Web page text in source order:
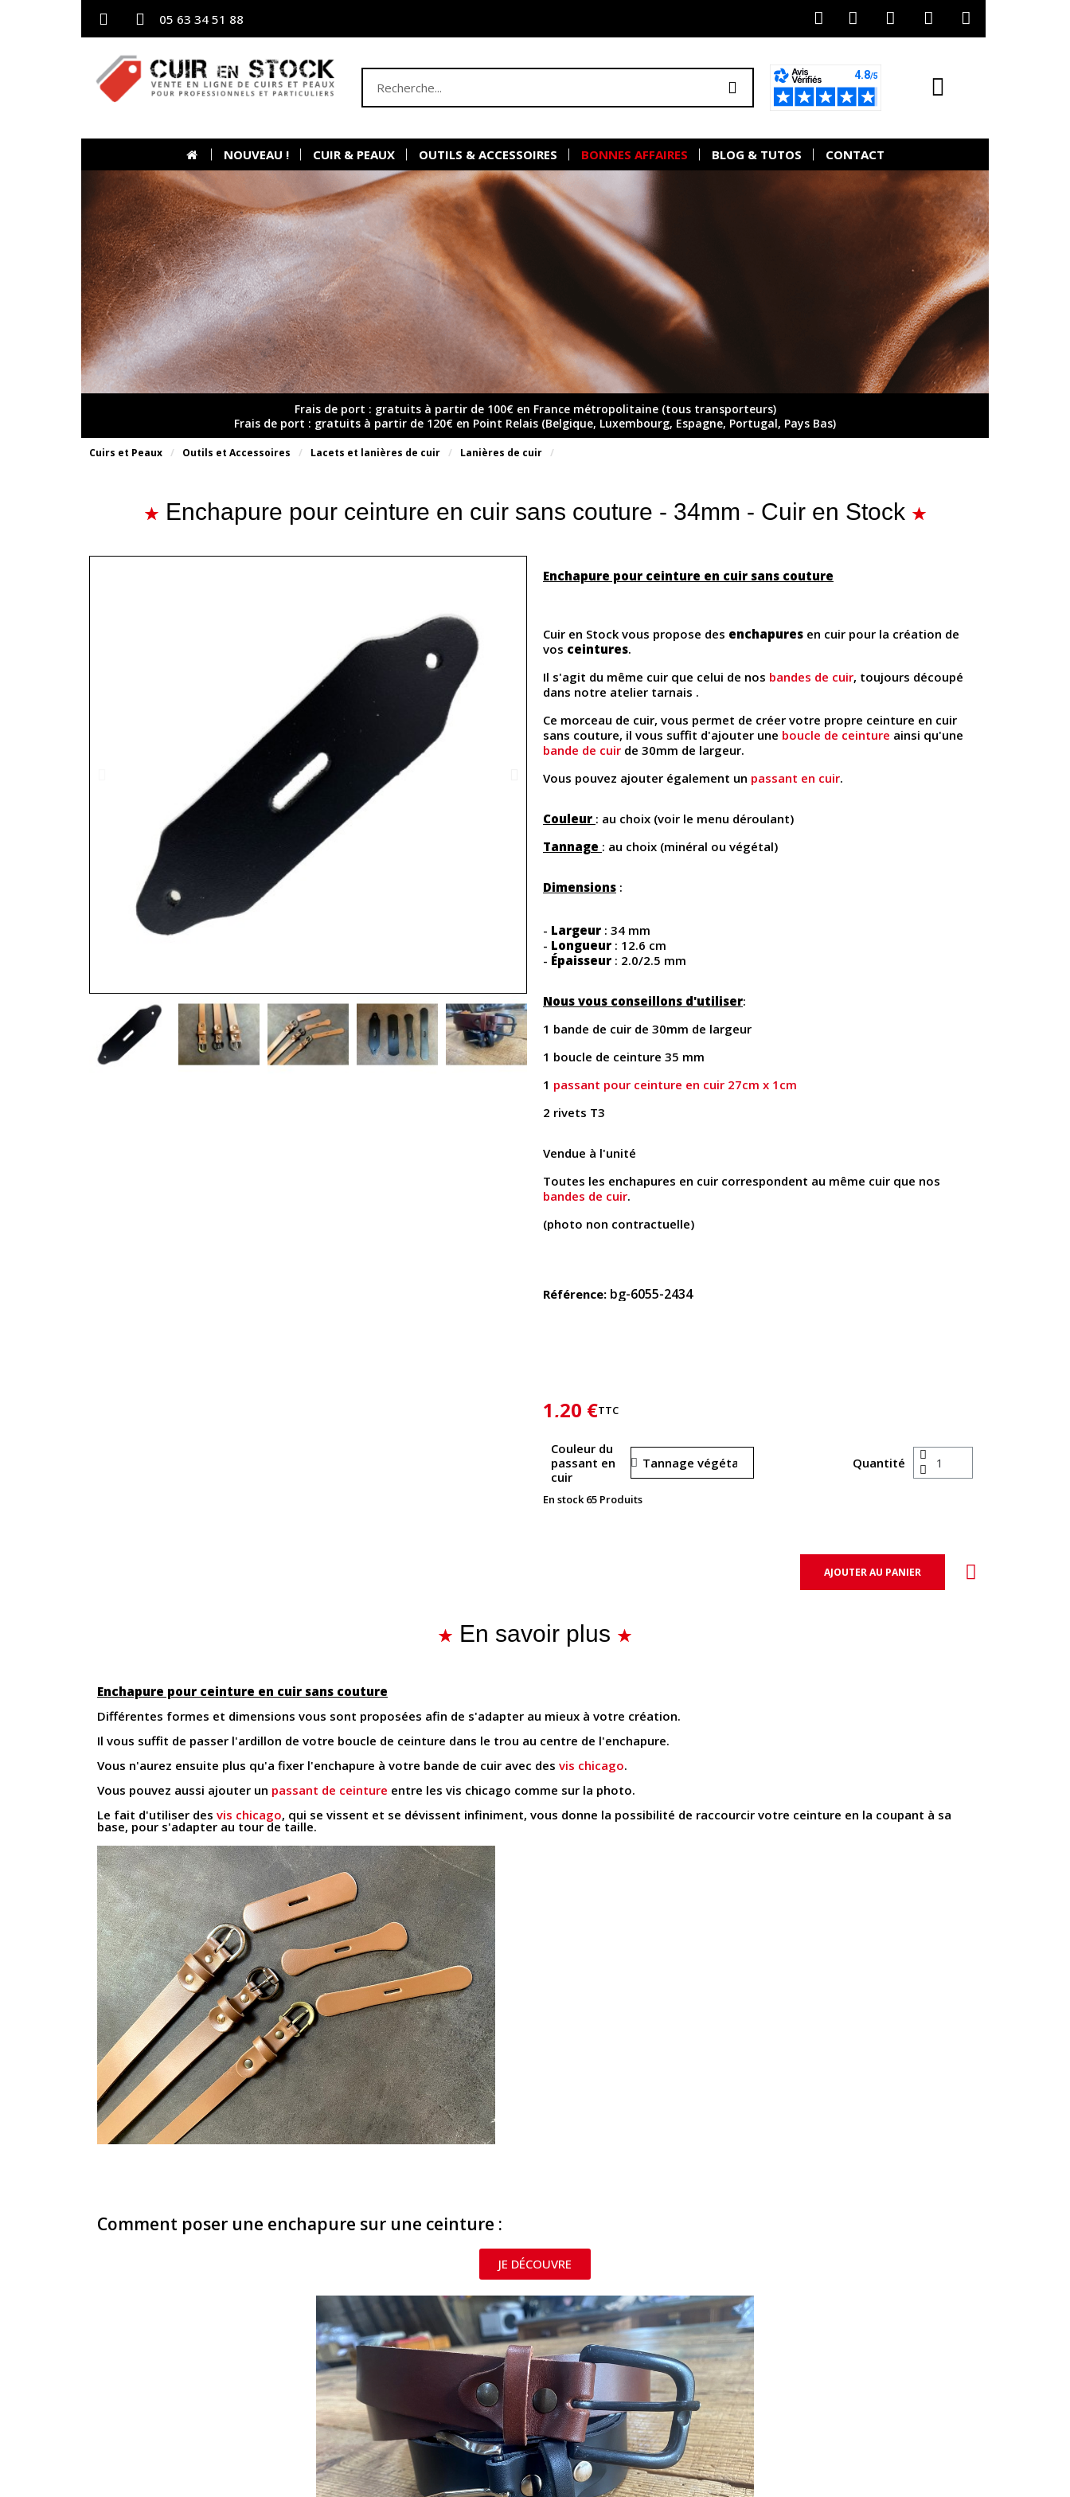
05 63 34 51 88
NOUVEAU ! CUIR & PEAUX OUTILS & ACCESSOIRES BONNES AFFAIRES BLOG & TUTOS CONTACT
Frais de port : gratuits à partir de 100€ en France métropolitaine (tous transporteurs)
Frais de port : gratuits à partir de 120€ en Point Relais (Belgique, Luxembourg, Espagne, Portugal, Pays Bas)
Cuirs et Peaux Outils et Accessoires Lacets et lanières de cuir Lanières de cuir
Enchapure pour ceinture en cuir sans couture - 34mm - Cuir en Stock
Enchapure pour ceinture en cuir sans couture
Cuir en Stock vous propose des enchapures en cuir pour la création de
vos ceintures.
Il s'agit du même cuir que celui de nos bandes de cuir, toujours découpé
dans notre atelier tarnais .
Ce morceau de cuir, vous permet de créer votre propre ceinture en cuir
sans couture, il vous suffit d'ajouter une boucle de ceinture ainsi qu'une
bande de cuir de 30mm de largeur.
Vous pouvez ajouter également un passant en cuir.
Couleur : au choix (voir le menu déroulant)
Tannage : au choix (minéral ou végétal)
Dimensions :
- Largeur : 34 mm
- Longueur : 12.6 cm
- Épaisseur : 2.0/2.5 mm
Nous vous conseillons d'utiliser:
1 bande de cuir de 30mm de largeur
1 boucle de ceinture 35 mm
1 passant pour ceinture en cuir 27cm x 1cm
2 rivets T3
Vendue à l'unité
Toutes les enchapures en cuir correspondent au même cuir que nos
bandes de cuir.
(photo non contractuelle)
Référence bg-6055-2434
1,20 €TTC
Couleur du
passant en
cuir
Quantité
En stock 65 Produits
AJOUTER AU PANIER
En savoir plus
Enchapure pour ceinture en cuir sans couture
Différentes formes et dimensions vous sont proposées afin de s'adapter au mieux à votre création.
Il vous suffit de passer l'ardillon de votre boucle de ceinture dans le trou au centre de l'enchapure.
Vous n'aurez ensuite plus qu'a fixer l'enchapure à votre bande de cuir avec des vis chicago.
Vous pouvez aussi ajouter un passant de ceinture entre les vis chicago comme sur la photo.
Le fait d'utiliser des vis chicago, qui se vissent et se dévissent infiniment, vous donne la possibilité de raccourcir votre ceinture en la coupant à sa
base, pour s'adapter au tour de taille.
Comment poser une enchapure sur une ceinture :
JE DÉCOUVRE